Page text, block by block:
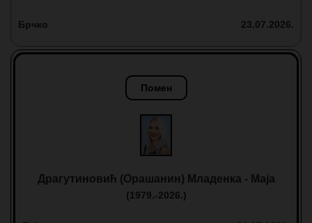
Брчко 23.07.2026.
Помен
Драгутиновић (Орашанин) Младенка - Маја
(1979.-2026.)